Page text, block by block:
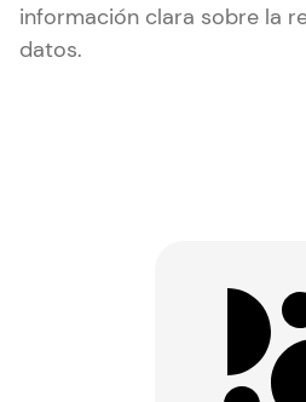
información clara sobre la
datos.